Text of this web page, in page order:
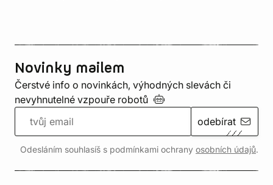
Novinky mailem
Čerstvé info o novinkách, výhodných slevách či
nevyhnutelné vzpouře robotů
odebírat
Odesláním souhlasíš s podmínkami ochrany osobních údajů.